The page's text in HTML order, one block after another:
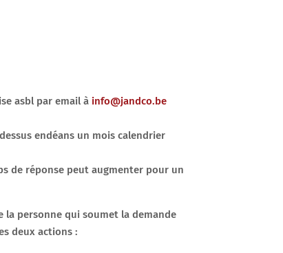
asbl par email à info@jandco.be
endéans un mois calendrier
de réponse peut augmenter pour un
la personne qui soumet la demande
deux actions :